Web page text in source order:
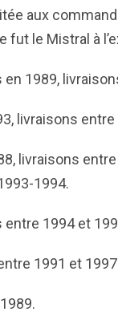
aux
fut le Mistral à
1989,
livraisons entre
livraisons
1994.
1994 et
1991 et